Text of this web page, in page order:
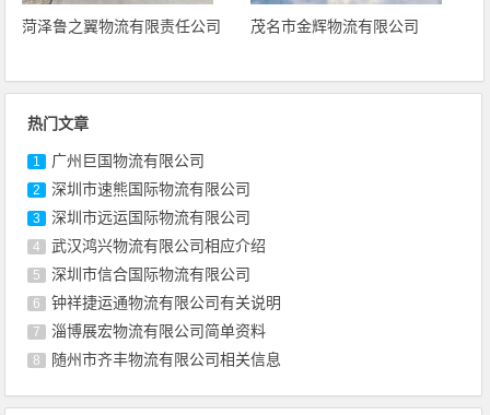
菏泽鲁之翼物流有限责任公司 茂名市金辉物流有限公司
热门文章
1 广州巨国物流有限公司
2 深圳市速熊国际物流有限公司
3 深圳市远运国际物流有限公司
4 武汉鸿兴物流有限公司相应介绍
5 深圳市信合国际物流有限公司
6 钟祥捷运通物流有限公司有关说明
7 淄博展宏物流有限公司简单资料
8 随州市齐丰物流有限公司相关信息